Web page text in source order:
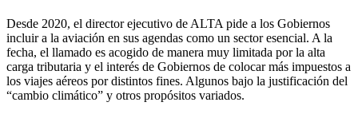
Desde 2020, el director ejecutivo de ALTA pide a los Gobiernos
incluir a la aviación en sus agendas como un sector esencial. A la
fecha, el llamado es acogido de manera muy limitada por la alta
carga tributaria y el interés de Gobiernos de colocar más impuestos a
los viajes aéreos por distintos fines. Algunos bajo la justificación del
“cambio climático” y otros propósitos variados.